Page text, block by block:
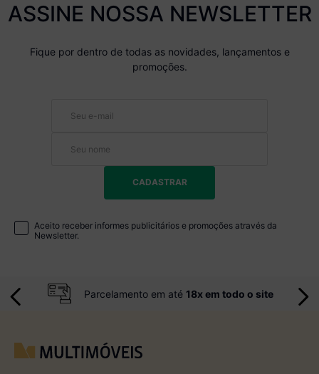
ASSINE NOSSA NEWSLETTER
Fique por dentro de todas as novidades, lançamentos e
promoções.
CADASTRAR
Aceito receber informes publicitários e promoções através da
Newsletter.
Parcelamento em até 18x em todo o site